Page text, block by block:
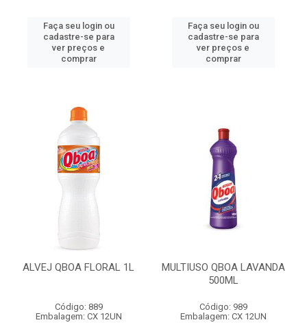
Faça seu login ou
cadastre-se para
ver preços e
comprar
Faça seu login ou
cadastre-se para
ver preços e
comprar
ALVEJ QBOA FLORAL 1L
Código: 889
Embalagem: CX 12UN
MULTIUSO QBOA LAVANDA
500ML
Código: 989
Embalagem: CX 12UN